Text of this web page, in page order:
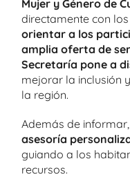
Mujer y Género de
directamente con
orientar a los
amplia oferta de
Secretaría pone a
mejorar la inclusión
la región.
Además de
asesoría
guiando a los
recursos.